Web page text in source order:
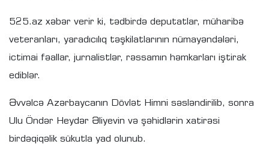
525.az xəbər verir ki, tədbirdə deputatlar, müharibə
veteranları, yaradıcılıq təşkilatlarının nümayəndələri,
ictimai fəallar, jurnalistlər, rəssamın həmkarları iştirak
ediblər.
Əvvəlcə Azərbaycanın Dövlət Himni səsləndirilib, sonra
Ulu Öndər Heydər Əliyevin və şəhidlərin xatirəsi
birdəqiqəlik sükutla yad olunub.